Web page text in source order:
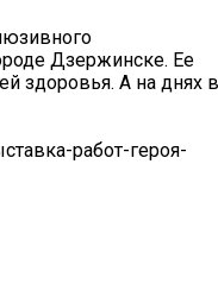
Дзержинске. Ее
здоровья. А на днях в
работ-героя-